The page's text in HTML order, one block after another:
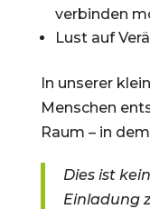
verbinden
Lust auf
In unserer
Menschen
Raum – in
Dies ist
Einladung